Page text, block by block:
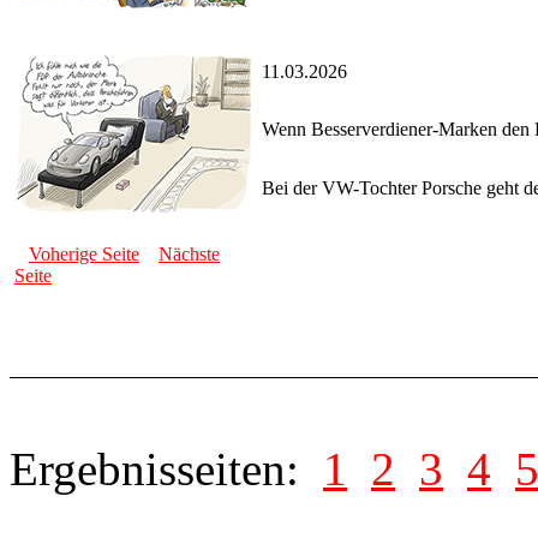
11.03.2026
Wenn Besserverdiener-Marken den
Bei der VW-Tochter Porsche geht
Voherige Seite
Nächste
Seite
Ergebnisseiten: 1 2 3 4 5